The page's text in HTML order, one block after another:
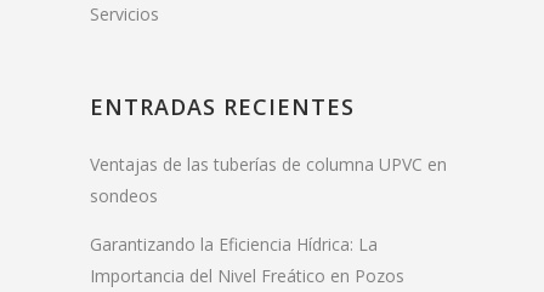
Servicios
ENTRADAS RECIENTES
Ventajas de las tuberías de columna UPVC en
sondeos
Garantizando la Eficiencia Hídrica: La
Importancia del Nivel Freático en Pozos